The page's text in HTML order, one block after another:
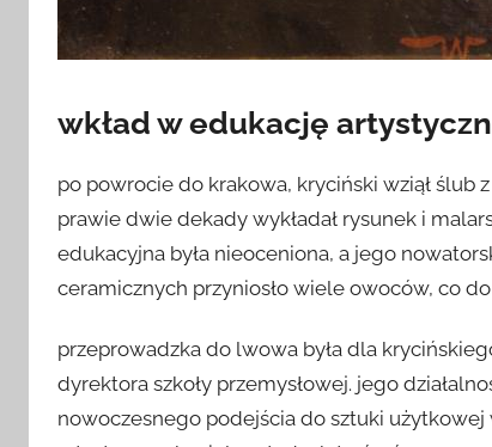
wkład w edukację
po powrocie do krakowa, kryciński wziął ślub
prawie dwie dekady wykładał rysunek i
edukacyjna była nieoceniona, a jego
ceramicznych przyniosło wiele owoców, co
przeprowadzka do lwowa była dla
dyrektora szkoły przemysłowej. jego
nowoczesnego podejścia do sztuki